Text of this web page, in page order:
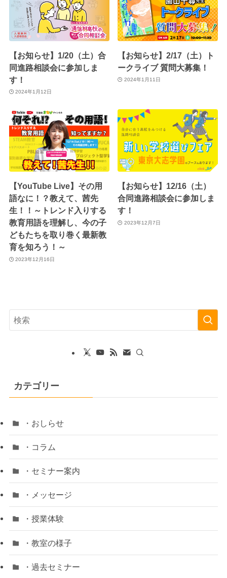
【お知らせ】1/20（土）合
同進路相談会に参加しま
す！
2024年1月12日
【お知らせ】2/17（土）ト
ークライブ 質問大募集！
2024年1月11日
【YouTube Live】その用
語なに！？教えて、茜先
生！！～トレンド入りする
教育用語を理解し、今の子
どもたちを取り巻く最新教
育を知ろう！～
2023年12月16日
【お知らせ】12/16（土）
合同進路相談会に参加しま
す！
2023年12月7日
カテゴリー
・おしらせ
・コラム
・セミナー案内
・メッセージ
・授業体験
・教室の様子
・過去セミナー